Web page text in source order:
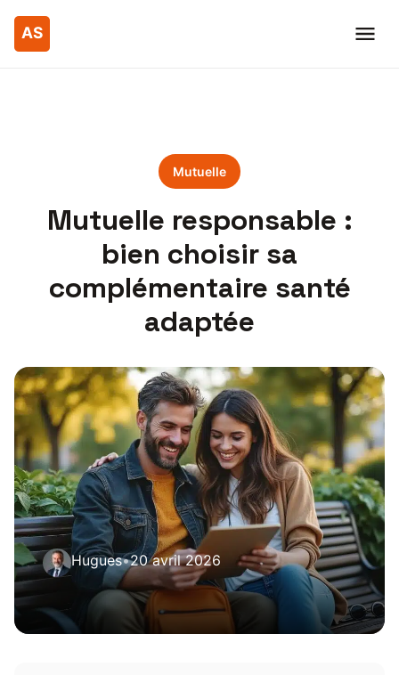
Mutuelle
Mutuelle responsable :
bien choisir sa
complémentaire santé
adaptée
Hugues•20 avril 2026